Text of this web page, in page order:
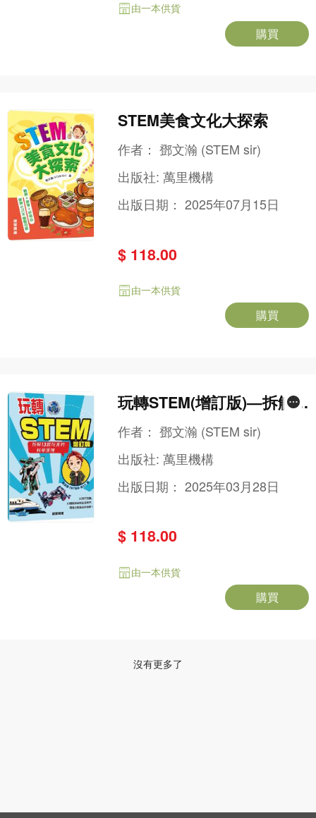
由一本供貨
購買
STEM美食文化大探索
作者：鄧文瀚 (STEM sir)
出版社:萬里機構
出版日期：2025年07月15日
$ 118.00
由一本供貨
購買
玩轉STEM(增訂版)—拆解1
3款玩具的科學原理
作者：鄧文瀚 (STEM sir)
出版社:萬里機構
出版日期：2025年03月28日
$ 118.00
由一本供貨
購買
沒有更多了